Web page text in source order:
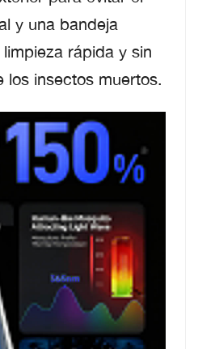
y una bandeja
rápida y sin
los insectos muertos.